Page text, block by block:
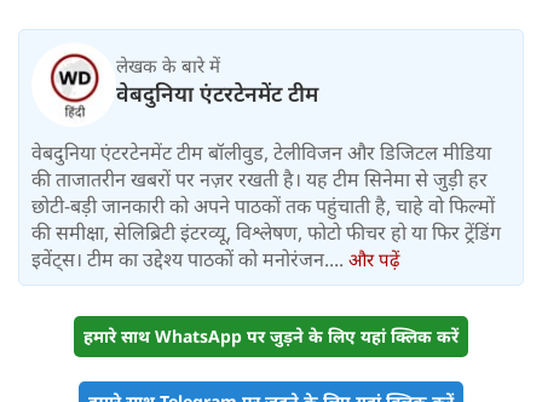
लेखक के बारे में
वेबदुनिया एंटरटेनमेंट टीम
वेबदुनिया एंटरटेनमेंट टीम बॉलीवुड, टेलीविजन और डिजिटल मीडिया
की ताजातरीन खबरों पर नज़र रखती है। यह टीम सिनेमा से जुड़ी हर
छोटी-बड़ी जानकारी को अपने पाठकों तक पहुंचाती है, चाहे वो फिल्मों
की समीक्षा, सेलिब्रिटी इंटरव्यू, विश्लेषण, फोटो फीचर हो या फिर ट्रेंडिंग
इवेंट्स। टीम का उद्देश्य पाठकों को मनोरंजन.... और पढ़ें
हमारे साथ WhatsApp पर जुड़ने के लिए यहां क्लिक करें